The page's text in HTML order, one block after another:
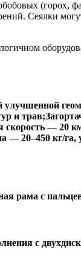
(горох,
Сеялки могут
улучшенной
и
км/ч,
семена —